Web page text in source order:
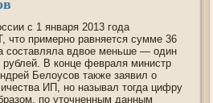
с 1 января 2013 года
примерно равняется сумме 36
составляла вдвое меньше — один
В конце февраля министр
Белоусов также заявил о
ИП, но называл тогда цифру
по уточненным данным